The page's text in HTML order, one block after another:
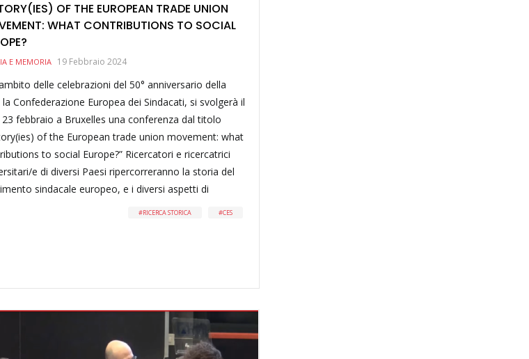
OF THE EUROPEAN TRADE UNION
WHAT CONTRIBUTIONS TO SOCIAL
E MEMORIA 19 Febbraio 2024
delle celebrazioni del 50° anniversario della
la Confederazione Europea dei Sindacati, si svolgerà il
23 febbraio a Bruxelles una conferenza dal titolo
of the European trade union movement: what
to social Europe?” Ricercatori e ricercatrici
e di diversi Paesi ripercorreranno la storia del
sindacale europeo, e i diversi aspetti di
RICERCA STORICA CES